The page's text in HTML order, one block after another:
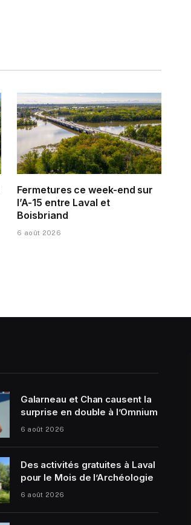
Fermetures ce week-end sur
l’A-15 entre Laval et
Boisbriand
6 août 2026
Galarneau et Chan causent la
surprise en double à l’Omnium
6 août 2026
Des activités gratuites à Laval
pour le Mois de l’Archéologie
6 août 2026